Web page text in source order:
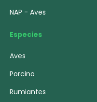
NAP - Aves
Especies
Aves
Porcino
Rumiantes